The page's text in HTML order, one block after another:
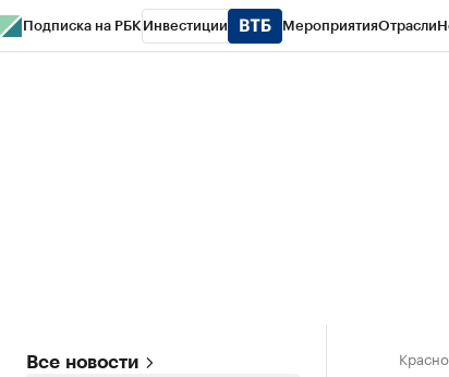
Подписка на РБК Инвестиции МероприятияОтрасли
Все новости